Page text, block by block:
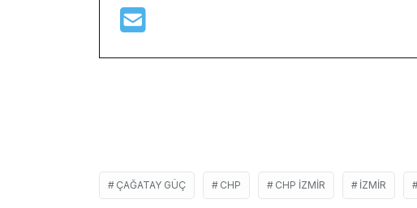
ÇAĞATAY GÜÇ CHP CHP IZMIR IZMIR